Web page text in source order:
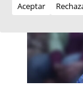
Aceptar